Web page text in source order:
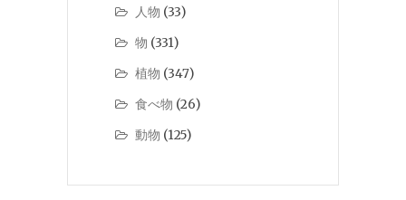
人物 (33)
物 (331)
植物 (347)
食べ物 (26)
動物 (125)